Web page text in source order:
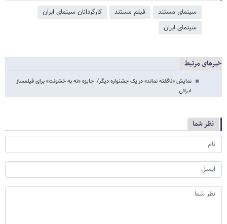
سینمای مستند فیلم مستند
کارگردانان سینمای ایران
سینمای ایران
خبرهای مرتبط
نمایش «ناگفته نماند» در یک جشنواره دیگر/ جایزه «نه به خشونت» برای فیلمساز
ایرانی
نظر شما